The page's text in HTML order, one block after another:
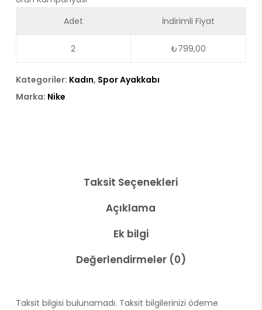
Adet
İndirimli Fiyat
2 ₺799,00
Kategoriler: Kadın, Spor Ayakkabı
Marka: Nike
Taksit Seçenekleri
Açıklama
Ek bilgi
Değerlendirmeler (0)
Taksit bilgisi bulunamadı. Taksit bilgilerinizi ödeme